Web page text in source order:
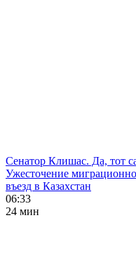
Сенатор Клишас. Да, тот
Ужесточение
въезд в Казахстан
06:33
24 мин